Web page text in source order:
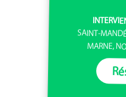
SAINT-
MARNE,